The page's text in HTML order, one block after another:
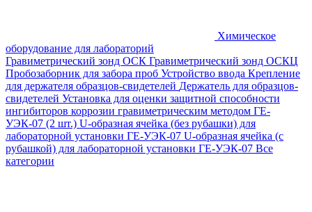
Химическое
оборудование для лабораторий
Гравиметрический зонд ОСК Гравиметрический зонд ОСКЦ
Пробозаборник для забора проб Устройство ввода Крепление
для держателя образцов-свидетелей Держатель для образцов-
свидетелей Установка для оценки защитной способности
ингибиторов коррозии гравиметрическим методом ГЕ-
УЭК-07 (2 шт.) U-образная ячейка (без рубашки) для
лабораторной установки ГЕ-УЭК-07 U-образная ячейка (с
рубашкой) для лабораторной установки ГЕ-УЭК-07 Все
категории